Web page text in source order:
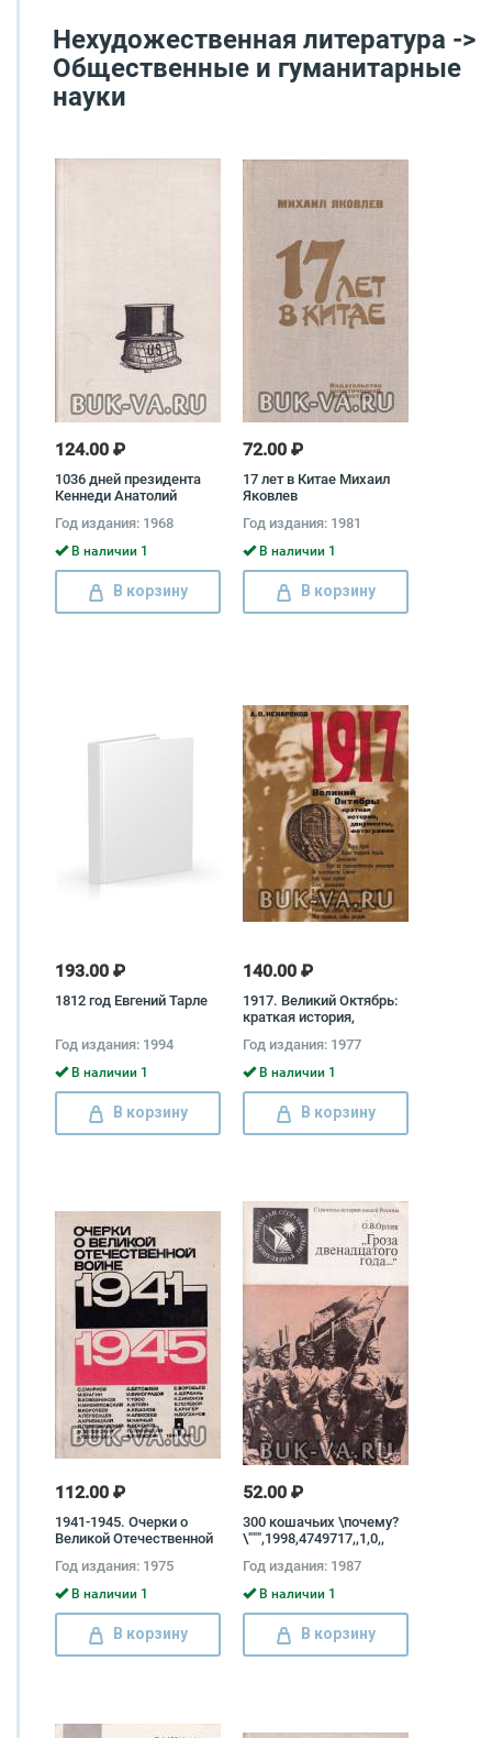
Нехудожественная литература ->
Общественные и гуманитарные
науки
124.00 ₽
1036 дней президента
Кеннеди Анатолий
Год издания: 1968
В наличии 1
В корзину
72.00 ₽
17 лет в Китае Михаил
Яковлев
Год издания: 1981
В наличии 1
В корзину
193.00 ₽
1812 год Евгений Тарле
Год издания: 1994
В наличии 1
В корзину
140.00 ₽
1917. Великий Октябрь:
краткая история,
Год издания: 1977
В наличии 1
В корзину
112.00 ₽
1941-1945. Очерки о
Великой Отечественной
Год издания: 1975
В наличии 1
В корзину
52.00 ₽
300 кошачьих \почему?
\""",1998,4749717,,1,0,,
власти,1991,4848264,,1,0,,
В. Г. Короленко.
Избранное,1984,19437317,,1,0,,
Ледовая
книга,1961,5952453,,1,0,,
Свет в августе.
Год издания: 1987
В наличии 1
В корзину